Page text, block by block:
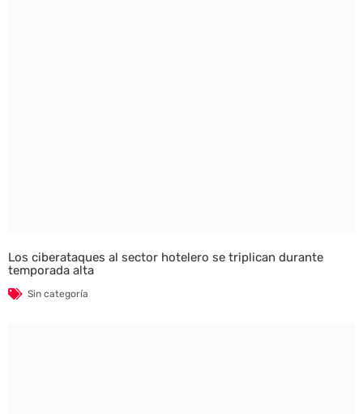
Los ciberataques al sector hotelero se triplican durante
temporada alta
Sin categoría